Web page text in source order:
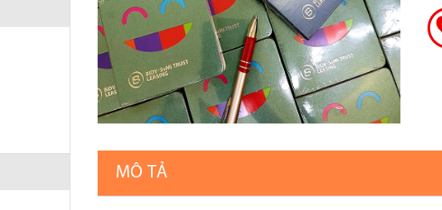
MÔ TẢ